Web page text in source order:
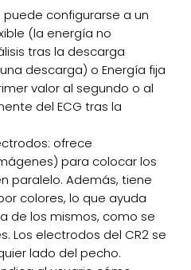
configurarse a un
(la energía no
tras la descarga
descarga) o Energía fija
valor al segundo o al
del ECG tras la
ofrece
para colocar los
paralelo. Además, tiene
colores, lo que ayuda
de los mismos, como se
Los electrodos del CR2 se
lado del pecho.